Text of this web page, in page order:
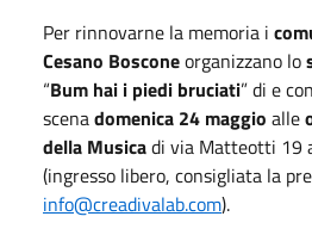
Per rinnovarne la memoria i
Cesano Bosconeorganizzano lo
“Bum hai i piedi bruciati” di e con
scenadomenica 24 maggio alle
della Musicadi via Matteotti 19
(ingresso libero, consigliata la
info@creadivalab.com).